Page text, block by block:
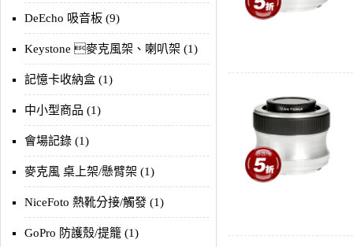
DeEcho 吸音板 (9)
Keystone 麥克風架、喇叭架 (1)
記憶卡收納盒 (1)
中小型商品 (1)
會場記錄 (1)
麥克風 桌上架/懸臂架 (1)
NiceFoto 熱靴分接/觸發 (1)
GoPro 防護殼/提籠 (1)